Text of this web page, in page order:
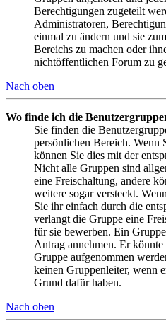
Berechtigungen zugeteilt
Administratoren,
einmal zu ändern und sie
Bereichs zu machen oder
nichtöffentlichen Forum zu
Nach oben
Wo finde ich die
Sie finden die
persönlichen Bereich. Wenn
können Sie dies mit der
Nicht alle Gruppen sind
eine Freischaltung, andere
weitere sogar versteckt.
Sie ihr einfach durch die
verlangt die Gruppe eine
für sie bewerben. Ein
Antrag annehmen. Er
Gruppe aufgenommen
keinen Gruppenleiter, wenn
Grund dafür haben.
Nach oben